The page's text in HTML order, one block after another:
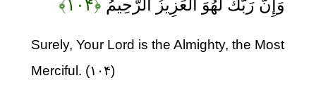
وَإِنَّ رَبَّكَ لَهُوَ الْعَزِيزُ الرَّحِيمُ ﴿۱۰۴﴾
Surely, Your Lord is the Almighty, the Most
Merciful. (۱۰۴)